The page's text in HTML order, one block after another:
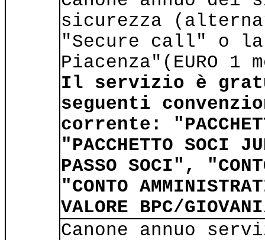
sicurezza
"Secure call" o la
Piacenza"(EURO
Il servizio è
seguenti
corrente:
"PACCHETTO SOCI
PASSO SOCI",
"CONTO
VALORE BPC/
Canone annuo